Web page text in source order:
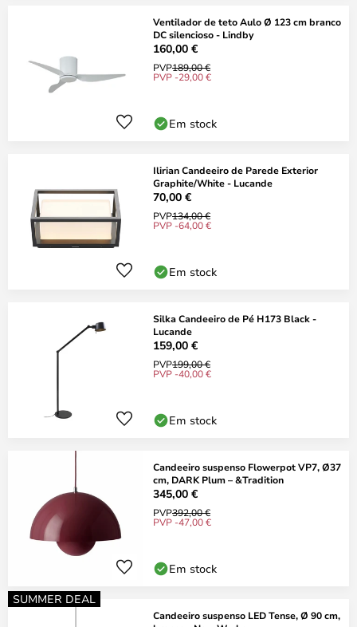
Ventilador de teto Aulo Ø 123 cm branco
DC silencioso - Lindby
160,00 €
PVP189,00 €
PVP -29,00 €
Em stock
Ilirian Candeeiro de Parede Exterior
Graphite/White - Lucande
70,00 €
PVP134,00 €
PVP -64,00 €
Em stock
Silka Candeeiro de Pé H173 Black -
Lucande
159,00 €
PVP199,00 €
PVP -40,00 €
Em stock
Candeeiro suspenso Flowerpot VP7, Ø37
cm, DARK Plum – &Tradition
345,00 €
PVP392,00 €
PVP -47,00 €
Em stock
SUMMER DEAL
Candeeiro suspenso LED Tense, Ø 90 cm,